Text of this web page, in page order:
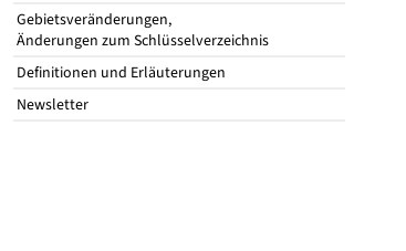
Gebietsveränderungen,
Änderungen zum Schlüsselverzeichnis
Definitionen und Erläuterungen
Newsletter